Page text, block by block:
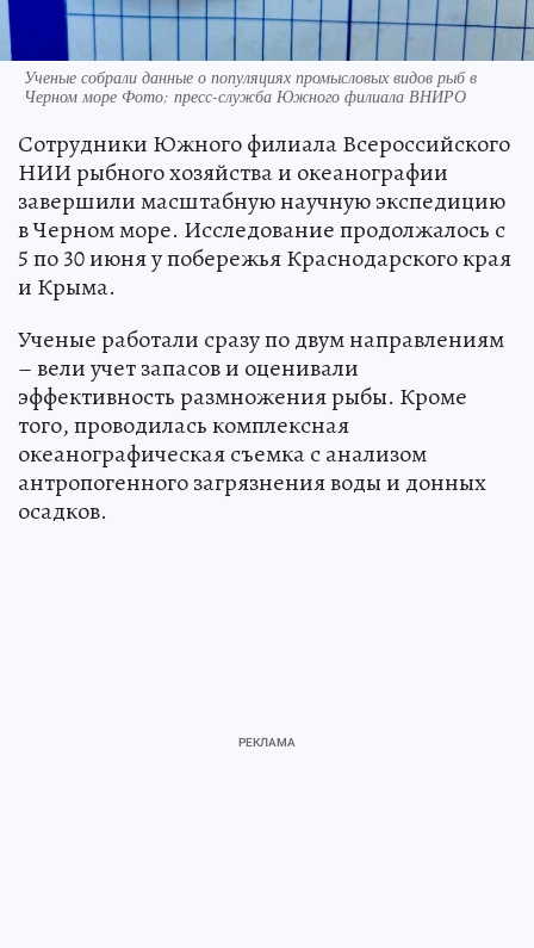
Ученые собрали данные о популяциях промысловых видов рыб в
Черном море Фото: пресс-служба Южного филиала ВНИРО
Сотрудники Южного филиала Всероссийского
НИИ рыбного хозяйства и океанографии
завершили масштабную научную экспедицию
в Черном море. Исследование продолжалось с
5 по 30 июня у побережья Краснодарского края
и Крыма.
Ученые работали сразу по двум направлениям
– вели учет запасов и оценивали
эффективность размножения рыбы. Кроме
того, проводилась комплексная
океанографическая съемка с анализом
антропогенного загрязнения воды и донных
осадков.